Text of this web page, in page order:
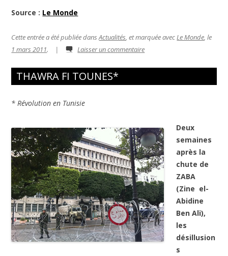
Source : Le Monde
Cette entrée a été publiée dansActualités, et marquée avecLe Monde, le
1 mars 2011. | Laisser un commentaire
THAWRA FI TOUNES*
* Révolution en Tunisie
Deux
semaines
après la
chute de
ZABA
(Zine el-
Abidine
Ben Ali),
les
désillusion
s